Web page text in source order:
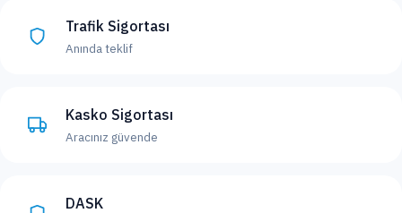
Trafik Sigortası
Anında teklif
Kasko Sigortası
Aracınız güvende
DASK